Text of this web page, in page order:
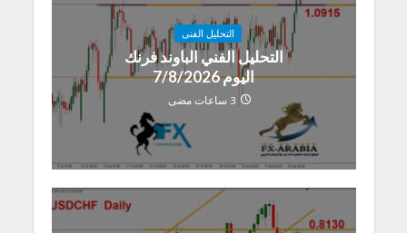
التحليل الفنى
التحليل الفني الباوند فرنك
اليوم 7/8/2026
3 ساعات مضى